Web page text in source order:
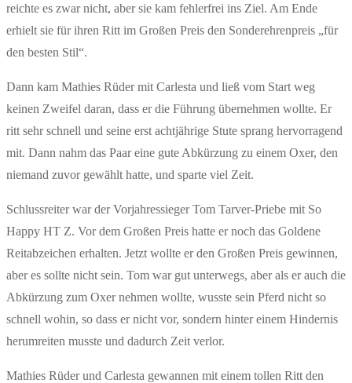
reichte es zwar nicht, aber sie kam fehlerfrei ins Ziel. Am Ende
erhielt sie für ihren Ritt im Großen Preis den Sonderehrenpreis „für
den besten Stil“.
Dann kam Mathies Rüder mit Carlesta und ließ vom Start weg
keinen Zweifel daran, dass er die Führung übernehmen wollte. Er
ritt sehr schnell und seine erst achtjährige Stute sprang hervorragend
mit. Dann nahm das Paar eine gute Abkürzung zu einem Oxer, den
niemand zuvor gewählt hatte, und sparte viel Zeit.
Schlussreiter war der Vorjahressieger Tom Tarver-Priebe mit So
Happy HT Z. Vor dem Großen Preis hatte er noch das Goldene
Reitabzeichen erhalten. Jetzt wollte er den Großen Preis gewinnen,
aber es sollte nicht sein. Tom war gut unterwegs, aber als er auch die
Abkürzung zum Oxer nehmen wollte, wusste sein Pferd nicht so
schnell wohin, so dass er nicht vor, sondern hinter einem Hindernis
herumreiten musste und dadurch Zeit verlor.
Mathies Rüder und Carlesta gewannen mit einem tollen Ritt den